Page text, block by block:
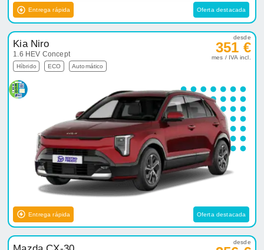
Entrega rápida Oferta destacada
Kia Niro
1.6 HEV Concept
Híbrido ECO Automático
desde
351 €
mes / IVA incl.
Entrega rápida Oferta destacada
desde